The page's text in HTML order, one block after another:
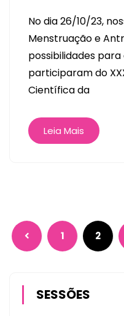
No dia 26/10/23,
Menstruação e
possibilidades
participaram do
Científica da
Leia Mais
1 2
SESSÕES